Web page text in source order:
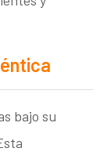
bajo su